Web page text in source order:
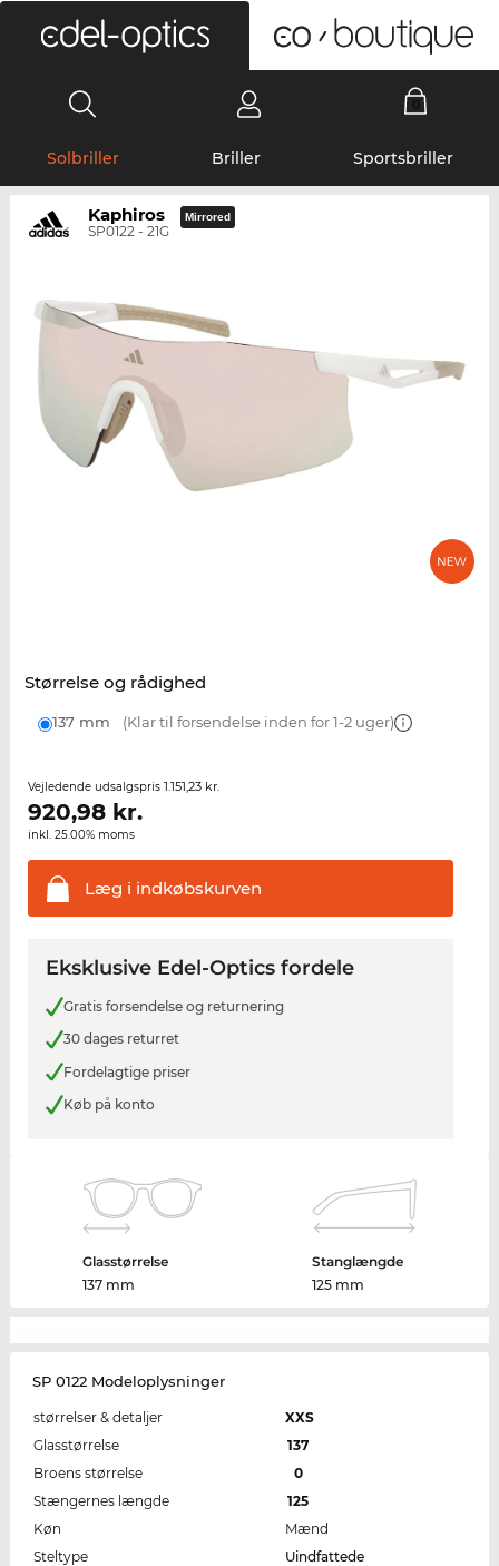
Solbriller Briller Sportsbriller
Kaphiros
SP0122 - 21G
Mirrored
Størrelse og rådighed
137 mm (Klar til forsendelse inden for 1-2 uger)
Vejledende udsalgspris 1.151,23 kr.
920,98kr.
inkl. 25.00% moms
Læg i indkøbskurven
Eksklusive Edel-Optics fordele
Gratis forsendelse og returnering
30 dages returret
Fordelagtige priser
Køb på konto
Glasstørrelse
137 mm
Stanglængde
125 mm
SP 0122 Modeloplysninger
størrelser & detaljer
XXS
Glasstørrelse
137
Broens størrelse
0
Stængernes længde
125
Køn
Mænd
Steltype
Uindfattede